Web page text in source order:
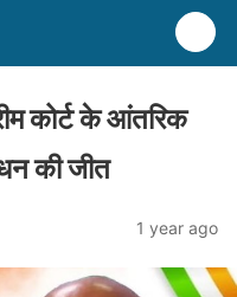
कोर्ट के आंतरिक
की जीत
1 year ago